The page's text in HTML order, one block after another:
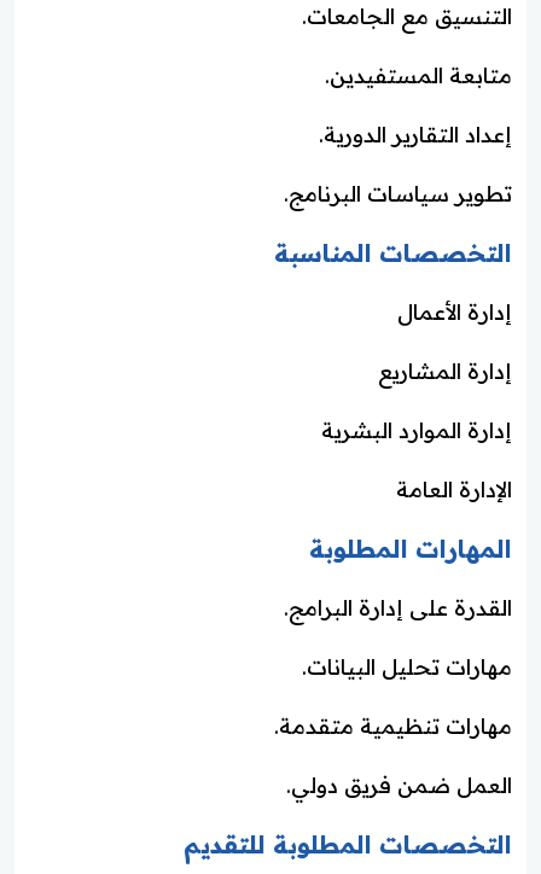
التنسيق مع الجامعات.
متابعة المستفيدين.
إعداد التقارير الدورية.
تطوير سياسات البرنامج.
التخصصات المناسبة
إدارة الأعمال
إدارة المشاريع
إدارة الموارد البشرية
الإدارة العامة
المهارات المطلوبة
القدرة على إدارة البرامج.
مهارات تحليل البيانات.
مهارات تنظيمية متقدمة.
العمل ضمن فريق دولي.
التخصصات المطلوبة للتقديم